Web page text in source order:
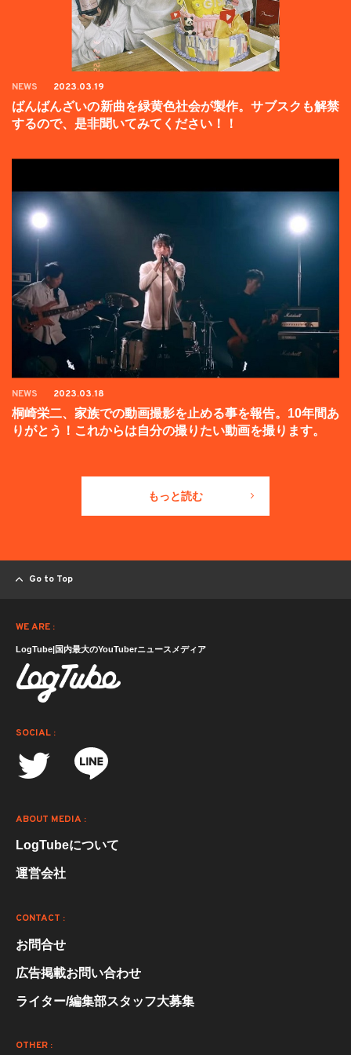
NEWS 2023.03.19
ばんばんざいの新曲を緑黄色社会が製作。サブスクも解禁
するので、是非聞いてみてください！！
NEWS 2023.03.18
桐崎栄二、家族での動画撮影を止める事を報告。10年間あ
りがとう！これからは自分の撮りたい動画を撮ります。
もっと読む
Go to Top
WE ARE :
LogTube|国内最大のYouTuberニュースメディア
SOCIAL :
ABOUT MEDIA :
LogTubeについて
運営会社
CONTACT :
お問合せ
広告掲載お問い合わせ
ライター/編集部スタッフ大募集
OTHER :